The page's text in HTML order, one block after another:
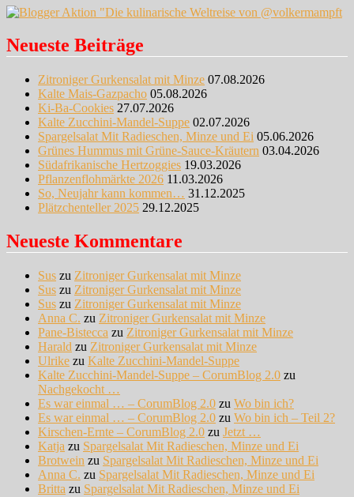
Neueste Beiträge
Zitroniger Gurkensalat mit Minze 07.08.2026
Kalte Mais-Gazpacho 05.08.2026
Ki-Ba-Cookies 27.07.2026
Kalte Zucchini-Mandel-Suppe 02.07.2026
Spargelsalat Mit Radieschen, Minze und Ei 05.06.2026
Grünes Hummus mit Grüne-Sauce-Kräutern 03.04.2026
Südafrikanische Hertzoggies 19.03.2026
Pflanzenflohmärkte 2026 11.03.2026
So, Neujahr kann kommen… 31.12.2025
Plätzchenteller 2025 29.12.2025
Neueste Kommentare
Sus zu Zitroniger Gurkensalat mit Minze
Sus zu Zitroniger Gurkensalat mit Minze
Sus zu Zitroniger Gurkensalat mit Minze
Anna C. zu Zitroniger Gurkensalat mit Minze
Pane-Bistecca zu Zitroniger Gurkensalat mit Minze
Harald zu Zitroniger Gurkensalat mit Minze
Ulrike zu Kalte Zucchini-Mandel-Suppe
Kalte Zucchini-Mandel-Suppe – CorumBlog 2.0 zu
Nachgekocht …
Es war einmal … – CorumBlog 2.0 zu Wo bin ich?
Es war einmal … – CorumBlog 2.0 zu Wo bin ich – Teil 2?
Kirschen-Ernte – CorumBlog 2.0 zu Jetzt …
Katja zu Spargelsalat Mit Radieschen, Minze und Ei
Brotwein zu Spargelsalat Mit Radieschen, Minze und Ei
Anna C. zu Spargelsalat Mit Radieschen, Minze und Ei
Britta zu Spargelsalat Mit Radieschen, Minze und Ei